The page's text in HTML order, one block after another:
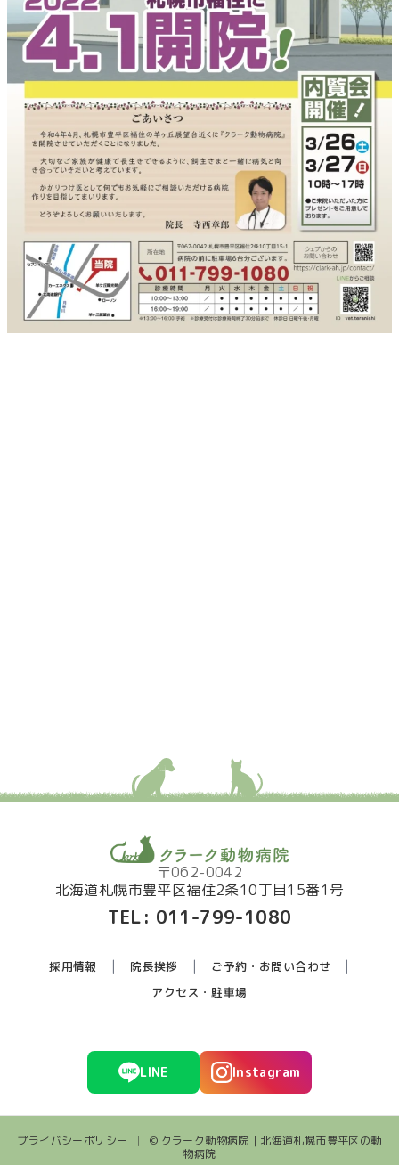
〒062-0042
北海道札幌市豊平区福住2条10丁目15番1号
TEL: 011-799-1080
採用情報 院長挨拶
ご予約・お問い合わせ
アクセス・駐車場
LINE Instagram
プライバシーポリシー |
© クラーク動物病院｜北海道札幌市豊平区の動
物病院